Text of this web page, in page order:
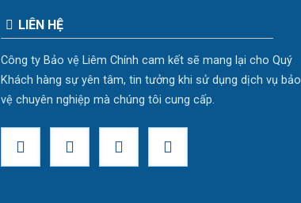
LIÊN HỆ
Công ty Bảo vệ Liêm Chính cam kết sẽ mang lại cho Quý
Khách hàng sự yên tâm, tin tưởng khi sử dụng dịch vụ bảo
vệ chuyên nghiệp mà chúng tôi cung cấp.